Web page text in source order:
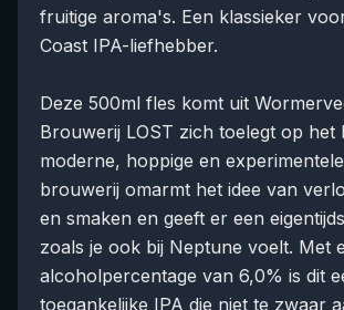
fruitige aroma's. Een klassieker
Coast IPA-liefhebber.
Deze 500ml fles komt uit
Brouwerij LOST zich toelegt op het
moderne, hoppige en
brouwerij omarmt het idee van
en smaken en geeft er een
zoals je ook bij Neptune voelt. Met
alcoholpercentage van 6,0% is dit
toegankelijke IPA die niet te zwaar